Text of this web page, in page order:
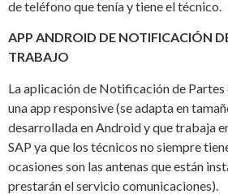
de teléfono que tenía y tiene el técnico.
APP ANDROID DE NOTIFICACIÓN
TRABAJO
La aplicación de Notificación de
una app responsive (se adapta en
desarrollada en Android y que trabaja
SAP ya que los técnicos no siempre
ocasiones son las antenas que están
prestarán el servicio comunicaciones).